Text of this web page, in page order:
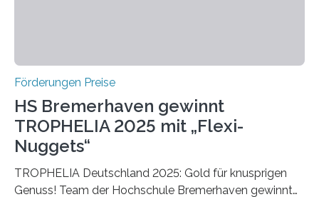
Förderungen Preise
HS Bremerhaven gewinnt
TROPHELIA 2025 mit „Flexi-
Nuggets“
TROPHELIA Deutschland 2025: Gold für knusprigen
Genuss! Team der Hochschule Bremerhaven gewinnt